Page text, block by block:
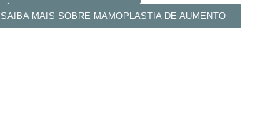
SAIBA MAIS SOBRE MAMOPLASTIA DE AUMENTO